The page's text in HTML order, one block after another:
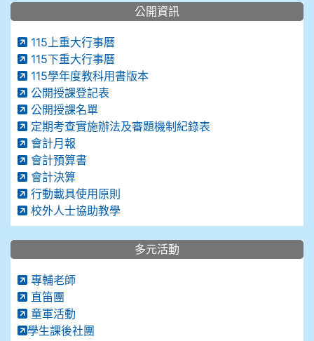
公開資訊
115上重大行事曆
115下重大行事曆
115學年度教科用書版本
公開授課登記表
公開授課名單
定期考查實施辦法及審題機制紀錄表
會計月報
會計預算書
會計決算
行動載具使用原則
校外人士協助教學
多元活動
專輔老師
直笛團
童軍活動
學生課後社團